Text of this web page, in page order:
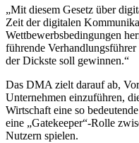
„Mit diesem Gesetz über
Zeit der digitalen
Wettbewerbsbedingungen
führende
der Dickste soll gewinnen.“
Das DMA zielt darauf ab,
Unternehmen einzuführen,
Wirtschaft eine so
eine „Gatekeeper“-Rolle
Nutzern spielen.